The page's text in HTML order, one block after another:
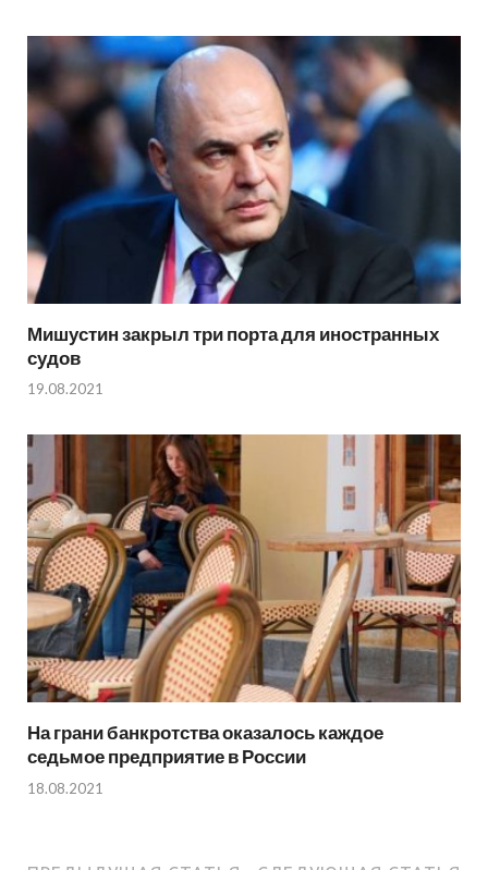
Мишустин закрыл три порта для иностранных
судов
19.08.2021
На грани банкротства оказалось каждое
седьмое предприятие в России
18.08.2021